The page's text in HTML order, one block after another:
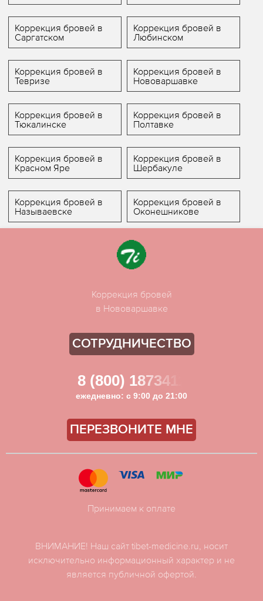
Коррекция бровей в
Саргатском
Коррекция бровей в
Любинском
Коррекция бровей в
Тевризе
Коррекция бровей в
Нововаршавке
Коррекция бровей в
Тюкалинске
Коррекция бровей в
Полтавке
Коррекция бровей в
Красном Яре
Коррекция бровей в
Шербакуле
Коррекция бровей в
Называевске
Коррекция бровей в
Оконешникове
Коррекция бровей
в Нововаршавке
СОТРУДНИЧЕСТВО
8 (800) 1873411
ежедневно: с 9:00 до 21:00
ПЕРЕЗВОНИТЕ МНЕ
ВНИМАНИЕ! Наш сайт tibet-medicine.ru, носит
исключительно информационный характер и не
является публичной офертой.
Принимаем к оплате